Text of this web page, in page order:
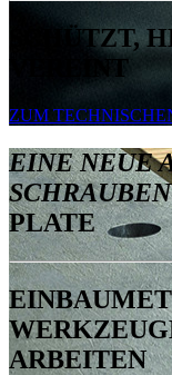
SCHÜTZT,
VEREINT
ZUM
EINE NEUE
PLATE
ARBEITEN